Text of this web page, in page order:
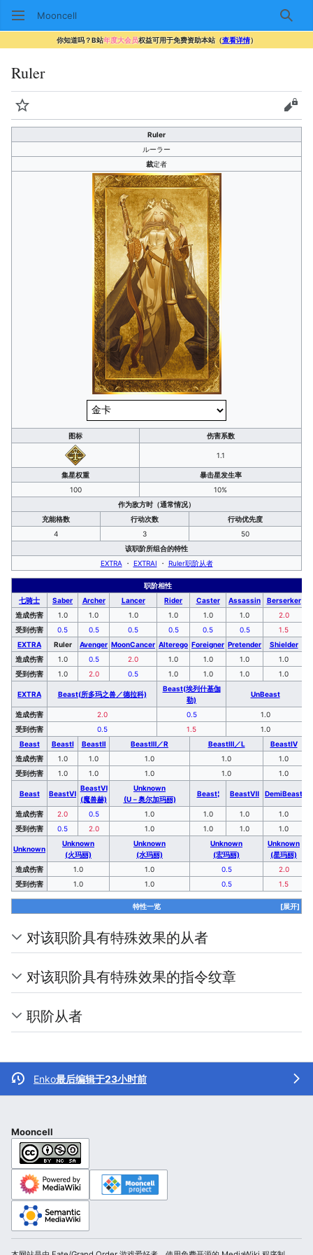
Mooncell 搜索
你知道吗？B站年度大会员权益可用于免费资助本站（查看详情）
Ruler
监视 查看
Ruler
ルーラー
裁定者
图标 伤害系数
1.1
集星权重
暴击星发生率
100
10%
作为敌方时（通常情况）
充能格数
行动次数
行动优先度
4
3
50
该职阶所组合的特性
EXTRA ・ EXTRAⅠ ・ Ruler职阶从者
职阶相性
七骑士
Saber Archer Lancer Rider Caster Assassin
Berserker
造成伤害
1.0 1.0 1.0 1.0 1.0 1.0
2.0
受到伤害
0.5 0.5 0.5 0.5 0.5 0.5
1.5
EXTRA
Ruler Avenger MoonCancer Alterego Foreigner Pretender
Shielder
造成伤害
1.0 0.5 2.0 1.0 1.0 1.0
1.0
受到伤害
1.0 2.0 0.5 1.0 1.0 1.0 1.0
EXTRA Beast(所多玛之兽／德拉科)
Beast(埃列什基伽
勒)
UnBeast
造成伤害 2.0 0.5
1.0
受到伤害
0.5 1.5
1.0
Beast
BeastⅠ BeastⅡ BeastⅢ／R BeastⅢ／L
BeastⅣ
造成伤害
1.0 1.0 1.0 1.0
1.0
受到伤害
1.0 1.0 1.0 1.0 1.0
Beast BeastⅥ
BeastⅥ
(魔兽赫)
Unknown
(U－奥尔加玛丽)
Beast¦ BeastⅦ DemiBeast
造成伤害 2.0 0.5 1.0 1.0 1.0
1.0
受到伤害
0.5 2.0 1.0 1.0 1.0 1.0
Unknown
Unknown
(火玛丽)
Unknown
(水玛丽)
Unknown
(宏玛丽)
Unknown
(星玛丽)
造成伤害
1.0 1.0 0.5
2.0
受到伤害
1.0 1.0 0.5 1.5
特性一览 [展开]
对该职阶具有特殊效果的从者
对该职阶具有特殊效果的指令纹章
职阶从者
Enko最后编辑于23小时前
Mooncell